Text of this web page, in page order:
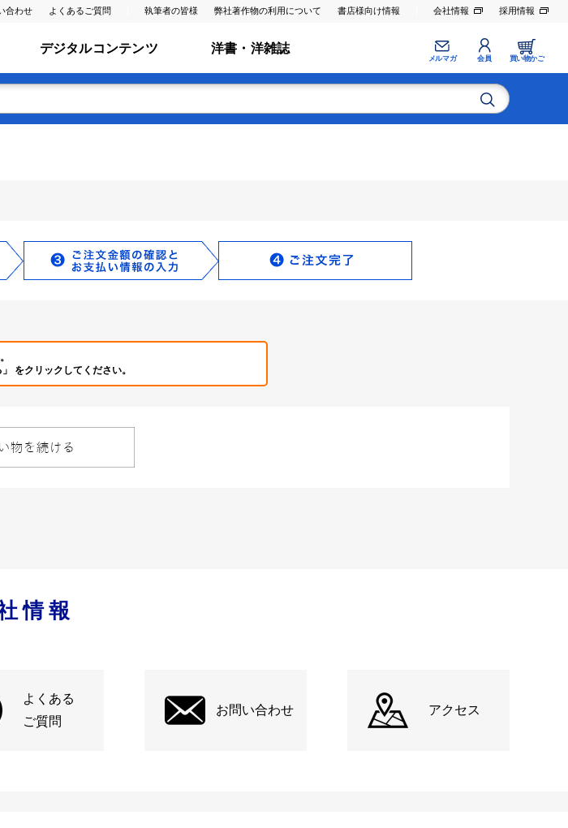
合わせ よくあるご質問 執筆者の皆様 弊社著作物の利用について 書店様向け情報 会社情報 採用情報
デジタルコンテンツ 洋書・洋雑誌
メルマガ 会員 買い物かご
をクリックしてください。
情報
よくある
ご質問
お問い合わせ アクセス